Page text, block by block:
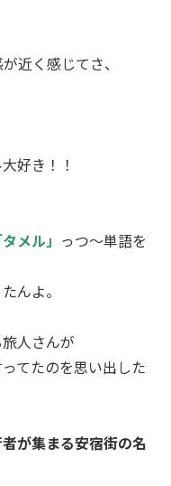
近く感じてさ、
好き！！
タメル」 っつ～単語を
んよ。
人さんが
てたのを思い出した
が集まる安宿街の名